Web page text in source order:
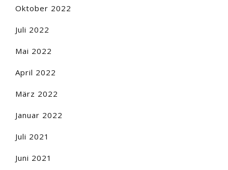
Oktober 2022
Juli 2022
Mai 2022
April 2022
März 2022
Januar 2022
Juli 2021
Juni 2021